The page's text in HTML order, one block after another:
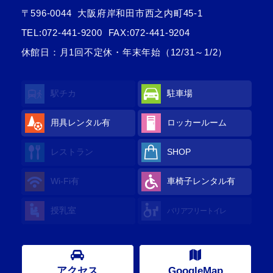
〒596-0044
大阪府岸和田市西之内町45-1
TEL:072-441-9200
FAX:072-441-9204
休館日：月1回不定休・年末年始（12/31～1/2）
駅チカ 駐車場
用具レンタル有 ロッカールーム
レストラン SHOP
Wi-Fi有 車椅子レンタル有
授乳室 バリアフリートイレ